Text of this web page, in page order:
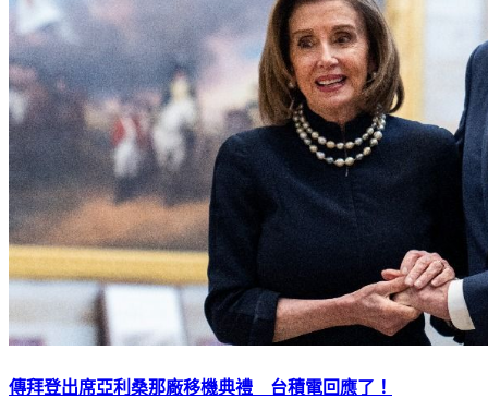
傳拜登出席亞利桑那廠移機典禮 台積電回應了！